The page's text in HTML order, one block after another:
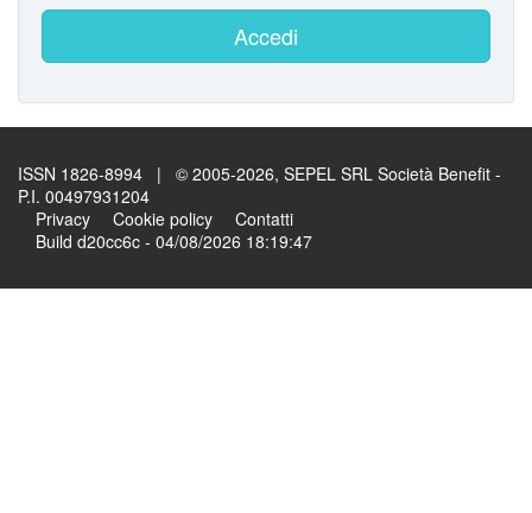
Accedi
ISSN 1826-8994 | © 2005-2026, SEPEL SRL Società Benefit -
P.I. 00497931204
Privacy
Cookie policy
Contatti
Build d20cc6c - 04/08/2026 18:19:47